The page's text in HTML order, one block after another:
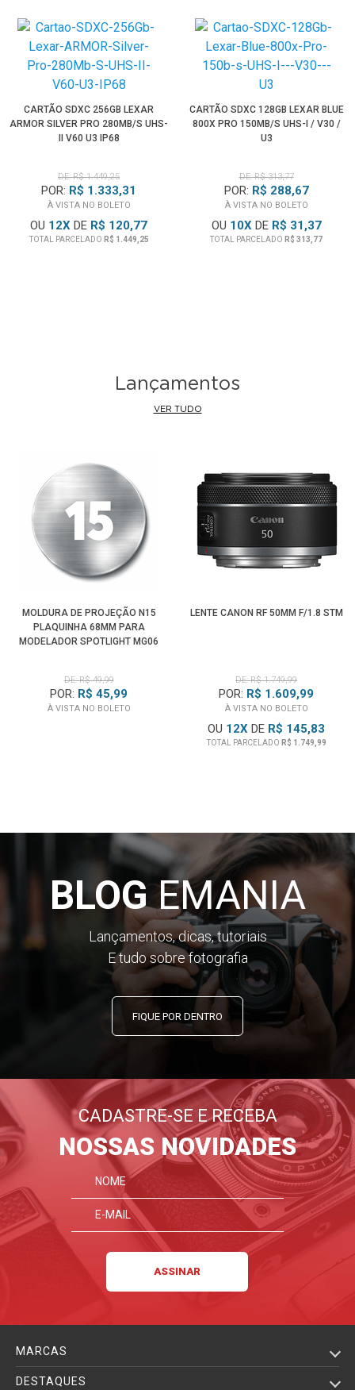
• Aproveita a tecnologia UHS-I para Câmeras Compactas,
Câmeras DSLR e Câmeras Mirrorless de médio porte e
Filmadora
• Capture imagens de alta qualidade e vídeos
impressionantes em Full HD 1080p e UHD 4K
• Transferência de arquivos em alta velocidade do cartão
• Projetado para durabilidade - à prova de água,
temperatura, choque, vibração e raios X
• Referência Lexar Blue Séries LSD0800P128G-BNNNU
CARTÃO SDXC 256GB LEXAR
ARMOR SILVER PRO 280MB/S UHS-
II V60 U3 IP68
DE: R$ 1.449,25
POR: R$ 1.333,31
À VISTA NO BOLETO
OU 12X DE R$ 120,77
TOTAL PARCELADO R$ 1.449,25
CARTÃO SDXC 128GB LEXAR BLUE
800X PRO 150MB/S UHS-I / V30 /
U3
DE: R$ 313,77
POR: R$ 288,67
À VISTA NO BOLETO
OU 10XDE R$ 31,37
TOTAL PARCELADO R$ 313,77
Lançamentos
VER TUDO
MOLDURA DE PROJEÇÃO N15
PLAQUINHA 68MM PARA
MODELADOR SPOTLIGHT MG06
DE: R$ 49,99
POR: R$ 45,99
À VISTA NO BOLETO
LENTE CANON RF 50MM F/1.8 STM
DE: R$ 1.749,99
POR: R$ 1.609,99
À VISTA NO BOLETO
OU 12X DE R$ 145,83
TOTAL PARCELADO R$ 1.749,99
BLOGEMANIA
Lançamentos, dicas, tutoriais
E tudo sobre fotografia
FIQUE POR DENTRO
CADASTRE-SE E RECEBA
NOSSAS NOVIDADES
MARCAS
DESTAQUES